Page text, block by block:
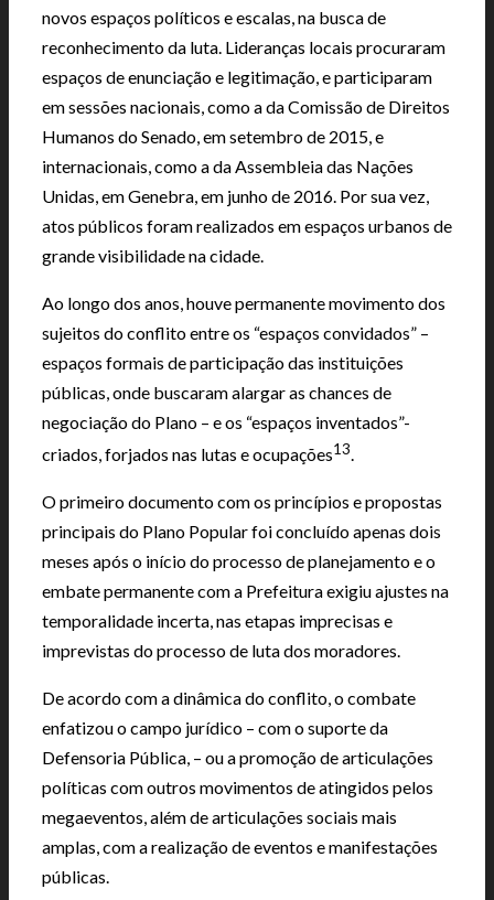
novos espaços políticos e escalas, na busca de
reconhecimento da luta. Lideranças locais procuraram
espaços de enunciação e legitimação, e participaram
em sessões nacionais, como a da Comissão de Direitos
Humanos do Senado, em setembro de 2015, e
internacionais, como a da Assembleia das Nações
Unidas, em Genebra, em junho de 2016. Por sua vez,
atos públicos foram realizados em espaços urbanos de
grande visibilidade na cidade.
Ao longo dos anos, houve permanente movimento dos
sujeitos do conflito entre os “espaços convidados” –
espaços formais de participação das instituições
públicas, onde buscaram alargar as chances de
negociação do Plano – e os “espaços inventados”-
criados, forjados nas lutas e ocupações13.
O primeiro documento com os princípios e propostas
principais do Plano Popular foi concluído apenas dois
meses após o início do processo de planejamento e o
embate permanente com a Prefeitura exigiu ajustes na
temporalidade incerta, nas etapas imprecisas e
imprevistas do processo de luta dos moradores.
De acordo com a dinâmica do conflito, o combate
enfatizou o campo jurídico – com o suporte da
Defensoria Pública, – ou a promoção de articulações
políticas com outros movimentos de atingidos pelos
megaeventos, além de articulações sociais mais
amplas, com a realização de eventos e manifestações
públicas.